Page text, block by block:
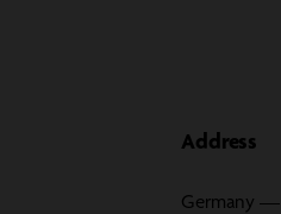
Address
Germany —